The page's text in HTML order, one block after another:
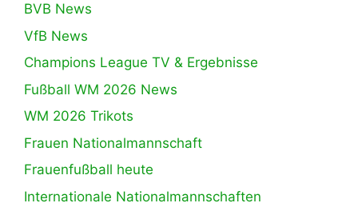
BVB News
VfB News
Champions League TV & Ergebnisse
Fußball WM 2026 News
WM 2026 Trikots
Frauen Nationalmannschaft
Frauenfußball heute
Internationale Nationalmannschaften